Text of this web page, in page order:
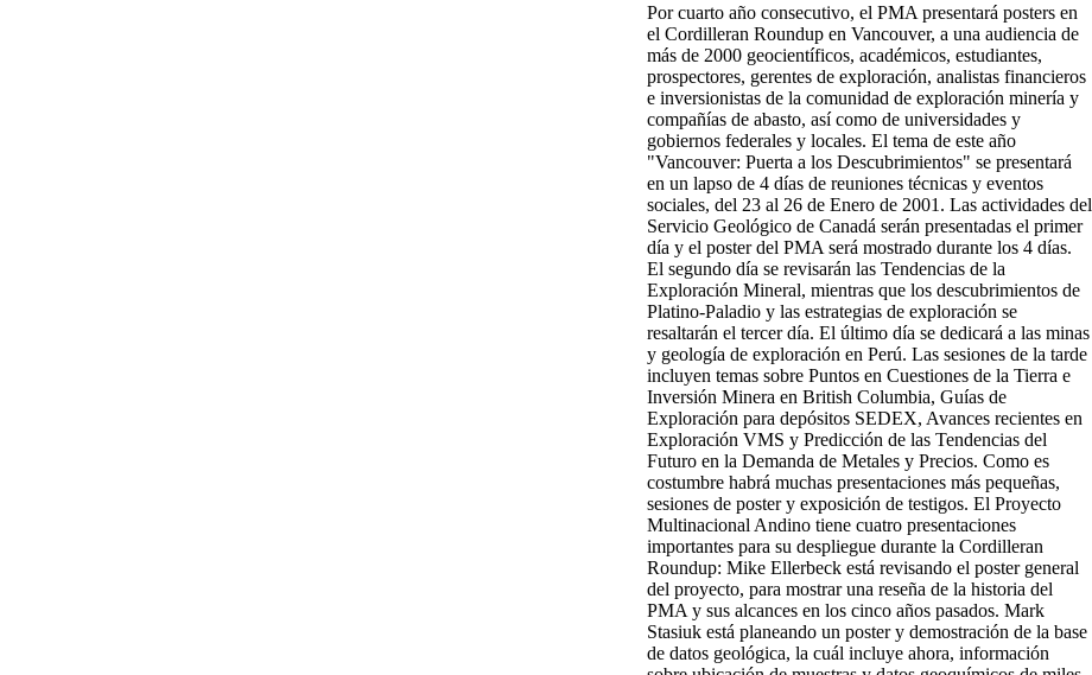
Por cuarto año consecutivo, el PMA presentará posters en
el Cordilleran Roundup en Vancouver, a una audiencia de
más de 2000 geocientíficos, académicos, estudiantes,
prospectores, gerentes de exploración, analistas financieros
e inversionistas de la comunidad de exploración minería y
compañías de abasto, así como de universidades y
gobiernos federales y locales. El tema de este año
"Vancouver: Puerta a los Descubrimientos" se presentará
en un lapso de 4 días de reuniones técnicas y eventos
sociales, del 23 al 26 de Enero de 2001. Las actividades del
Servicio Geológico de Canadá serán presentadas el primer
día y el poster del PMA será mostrado durante los 4 días.
El segundo día se revisarán las Tendencias de la
Exploración Mineral, mientras que los descubrimientos de
Platino-Paladio y las estrategias de exploración se
resaltarán el tercer día. El último día se dedicará a las minas
y geología de exploración en Perú. Las sesiones de la tarde
incluyen temas sobre Puntos en Cuestiones de la Tierra e
Inversión Minera en British Columbia, Guías de
Exploración para depósitos SEDEX, Avances recientes en
Exploración VMS y Predicción de las Tendencias del
Futuro en la Demanda de Metales y Precios. Como es
costumbre habrá muchas presentaciones más pequeñas,
sesiones de poster y exposición de testigos. El Proyecto
Multinacional Andino tiene cuatro presentaciones
importantes para su despliegue durante la Cordilleran
Roundup: Mike Ellerbeck está revisando el poster general
del proyecto, para mostrar una reseña de la historia del
PMA y sus alcances en los cinco años pasados. Mark
Stasiuk está planeando un poster y demostración de la base
de datos geológica, la cuál incluye ahora, información